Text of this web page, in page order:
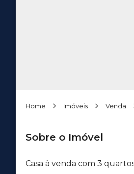
Home Imóveis Venda
Sobre o Imóvel
Casa à venda com 3